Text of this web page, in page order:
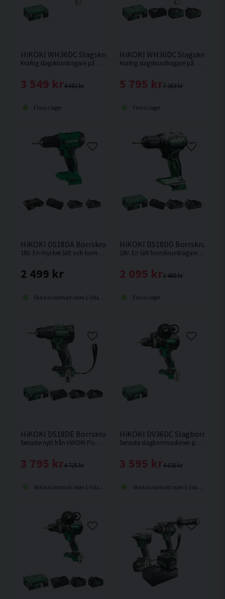
HiKOKI WH36DC Slagskruvdragare 36V
Kraftig slagskruvdragare på 215Nm som även har IP56-klassning. Levereras utan batteri och laddare.
4 682 kr
3 549 kr
Finns i lager
HiKOKI WH36DC
Kraftig slagskruvdragare på 215Nm som även har IP56-klassning.
7 363 kr
5 795 kr
Finns i lager
HiKOKI DS18DA Borrskruvdragare 18V (2x2,0Ah)
18V. En mycket lätt och kompakt borrskruvdragare från Hikoki.
2 499 kr
Skickas normalt inom 1-3 dagar
HiKOKI DS18DD
18V. En lätt borrskruvdragare med enastående balans och manövrerbarhet från Hikoki.
2 488 kr
2 095 kr
Finns i lager
HiKOKI DS18DE Borrskruvdragare 18V (2x4,0Ah)
Senaste nytt från HiKOKI Powertools. Borrskruvdragare med kort maskinkropp och enastående balans.
4 725 kr
3 795 kr
Skickas normalt inom 1-3 dagar
HiKOKI DV36DC
Senaste slagborrmaskinen på 36V från HiKOKI, Ersättaren till DV36DA. Otroligt vridstark maskin på hela 155Nm! Levereras utan batteri och laddare.
4 638 kr
3 595 kr
Skickas normalt inom 1-3 dagar